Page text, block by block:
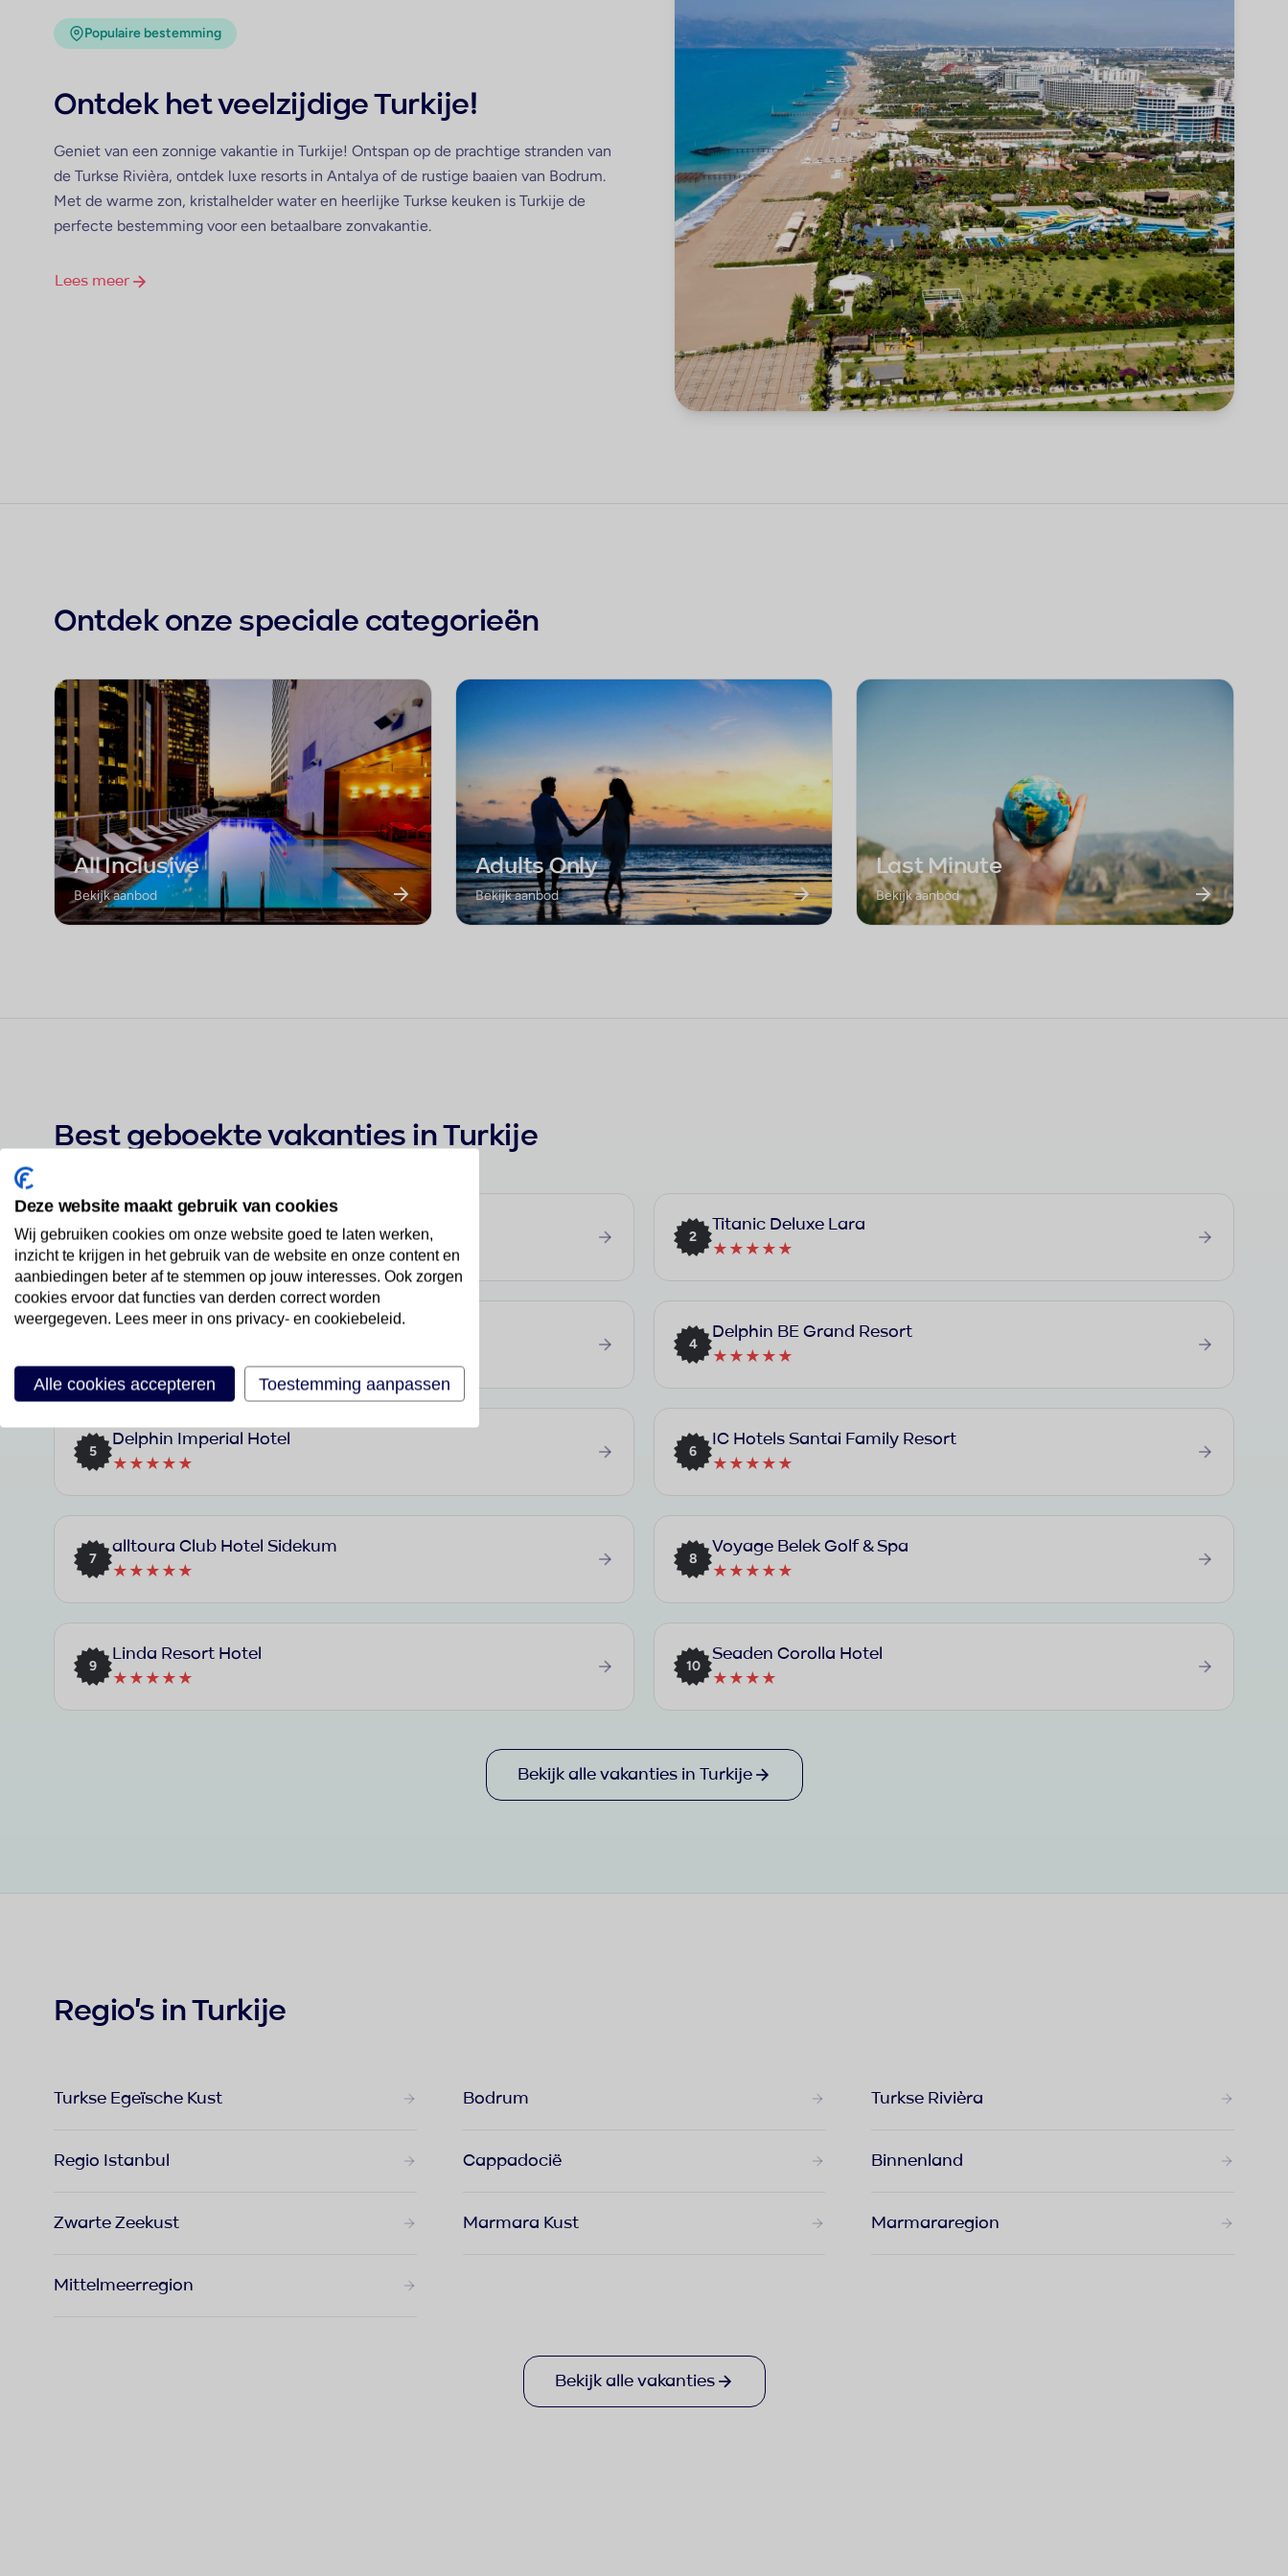
Populaire bestemming
Ontdek het veelzijdige Turkije!
Geniet van een zonnige vakantie in Turkije! Ontspan op de prachtige stranden van
de Turkse Rivièra, ontdek luxe resorts in Antalya of de rustige baaien van Bodrum.
Met de warme zon, kristalhelder water en heerlijke Turkse keuken is Turkije de
perfecte bestemming voor een betaalbare zonvakantie.
Lees meer
Ontdek onze speciale categorieën
All Inclusive
Bekijk aanbod
Adults Only
Bekijk aanbod
Last Minute
Bekijk aanbod
Best geboekte vakanties in Turkije
1
Dream Fun World
★★★★★
2
Titanic Deluxe Lara
★★★★★
Concorde De Luxe Resort
4
Delphin BE Grand Resort
★★★★★
5
Delphin Imperial Hotel
★★★★★
6
IC Hotels Santai Family Resort
★★★★★
7
alltoura Club Hotel Sidekum
★★★★★
8
Voyage Belek Golf & Spa
★★★★★
9
Linda Resort Hotel
★★★★★
10
Seaden Corolla Hotel
★★★★
Bekijk alle vakanties in Turkije
Regio's in Turkije
Turkse Egeïsche Kust Bodrum Turkse Rivièra
Regio Istanbul Cappadocië Binnenland
Zwarte Zeekust Marmara Kust Marmararegion
Mittelmeerregion
Bekijk alle vakanties
Deze website maakt gebruik van cookies
Wij gebruiken cookies om onze website goed te laten werken,
inzicht te krijgen in het gebruik van de website en onze content en
aanbiedingen beter af te stemmen op jouw interesses. Ook zorgen
cookies ervoor dat functies van derden correct worden
weergegeven. Lees meer in ons privacy- en cookiebeleid.
Alle cookies accepteren Toestemming aanpassen